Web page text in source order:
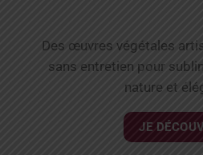
Des œuvres végétales
sans entretien pour
nature et
JE